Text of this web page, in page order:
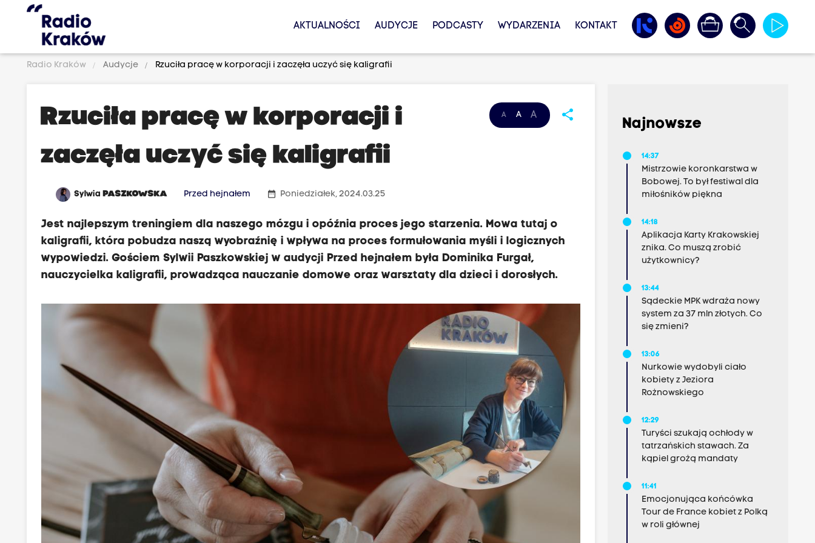
AKTUALNOŚCI AUDYCJE PODCASTY WYDARZENIA KONTAKT
Radio Kraków Audycje Rzuciła pracę w korporacji i zaczęła uczyć się kaligrafii
A A A share
Rzuciła pracę w korporacji i
zaczęła uczyć się kaligrafii
SylwiaPASZKOWSKA Przed hejnałem date_range Poniedziałek, 2024.03.25
Jest najlepszym treningiem dla naszego mózgu i opóźnia proces jego starzenia. Mowa tutaj o
kaligrafii, która pobudza naszą wyobraźnię i wpływa na proces formułowania myśli i logicznych
wypowiedzi. Gościem Sylwii Paszkowskiej w audycji Przed hejnałem była Dominika Furgał,
nauczycielka kaligrafii, prowadząca nauczanie domowe oraz warsztaty dla dzieci i dorosłych.
Najnowsze
14:37
Mistrzowie koronkarstwa w
Bobowej. To był festiwal dla
miłośników piękna
14:18
Aplikacja Karty Krakowskiej
znika. Co muszą zrobić
użytkownicy?
13:44
Sądeckie MPK wdraża nowy
system za 37 mln złotych. Co
się zmieni?
13:06
Nurkowie wydobyli ciało
kobiety z Jeziora
Rożnowskiego
12:29
Turyści szukają ochłody w
tatrzańskich stawach. Za
kąpiel grożą mandaty
11:41
Emocjonująca końcówka
Tour de France kobiet z Polką
w roli głównej